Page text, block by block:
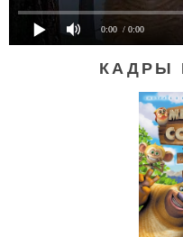
0:00 / 0:00
КАДРЫ